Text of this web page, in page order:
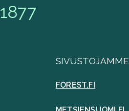
SIVUSTOJAMME
FOREST.FI